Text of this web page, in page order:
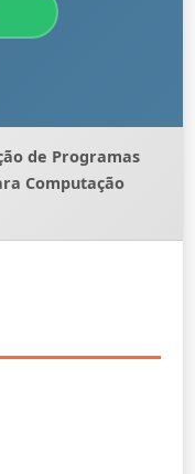
de Programas
Computação